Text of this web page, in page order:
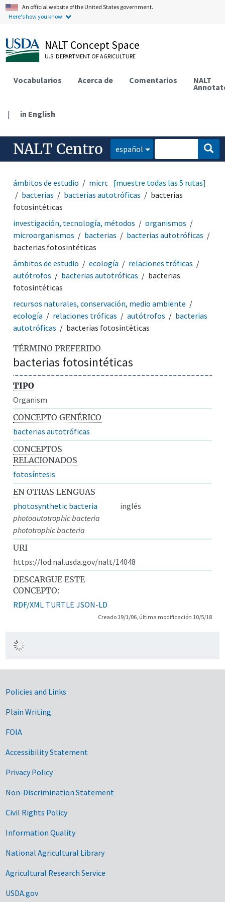
An official website of the United States government.
Here's how you know.
NALT Concept Space
U.S. DEPARTMENT OF AGRICULTURE
Vocabularios Acerca de Comentarios NALT
| in English
NALT Centro español
ámbitos de estudio microbiología
microorganismos
bacterias
bacterias autotróficas
bacterias
fotosintéticas
[muestre todas las 5 rutas]
investigación, tecnología, métodos
organismos
microorganismos
bacterias
bacterias autotróficas
bacterias fotosintéticas
ámbitos de estudio
ecología
relaciones tróficas
autótrofos
bacterias autotróficas
bacterias
fotosintéticas
recursos naturales, conservación, medio ambiente
ecología
relaciones tróficas autótrofos
bacterias
autotróficas
bacterias fotosintéticas
TÉRMINO PREFERIDO
bacterias fotosintéticas
TIPO
Organism
CONCEPTO GENÉRICO
bacterias autotróficas
CONCEPTOS
RELACIONADOS
fotosíntesis
EN OTRAS LENGUAS
photosynthetic bacteria
inglés
photoautotrophic bacteria
phototrophic bacteria
URI
https://lod.nal.usda.gov/nalt/14048
DESCARGUE ESTE
CONCEPTO:
RDF/XML TURTLE JSON-LD
Creado 19/1/06, última modificación 10/5/18
Government Links
Policies and Links
Plain Writing
FOIA
Accessibility Statement
Privacy Policy
Non-Discrimination Statement
Civil Rights Policy
Information Quality
National Agricultural Library
Agricultural Research Service
USDA.gov